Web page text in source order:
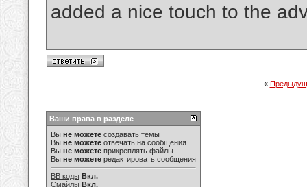
added a nice touch to the
«
Ваши права в разделе
Вы не можете создавать темы
Вы не можете отвечать на сообщения
Вы не можете прикреплять файлы
Вы не можете редактировать сообщения
BB коды Вкл.
Смайлы Вкл.